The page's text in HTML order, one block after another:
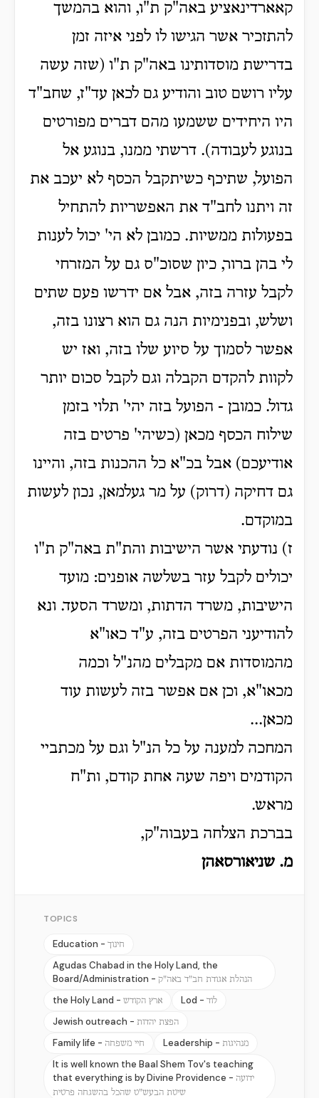
קאארדינאציע באה"ק ת"ו, והוא בהמשך
להתזכיר אשר הגישו לו לפני איזה זמן
בדרישת מוסדותינו באה"ק ת"ו (שזה עשה
עליו רושם טוב והודיע גם לכאן עד"ז, שחב"ד
היו היחידים ששמעו מהם דברים מפורטים
בנוגע לעבודה). דרשתי ממנו, בנוגע אל
הפועל, שתיכף כשיתקבל הכסף לא יעכב את
זה ויתנו לחב"ד את האפשריות להתחיל
בפעולות ממשיות. כמובן לא הי' יכול לענות
לי בהן ברור, כיון שסוכ"ס גם על המזרחי
לקבל עזרה בזה, אבל אם ידרשו פעם שתים
ושלש, ובפנימיות הנה גם הוא רצונו בזה,
אפשר לסמוך על סיוע שלו בזה, ואז יש
לקוות להקדם הקבלה וגם לקבל סכום יותר
גדול. כמובן - הפועל בזה יהי' תלוי בזמן
שילוח הכסף מכאן (כשיהי' פרטים בזה
אודיעכם) אבל בכ"א כל ההכנות בזה, והיינו
גם דחיקה (דרוק) על מר געלמאן, נכון לעשות
במוקדם.
ז) נודעתי אשר הישיבות והת"ת באה"ק ת"ו
יכולים לקבל עזר בשלשה אופנים: מועד
הישיבות, משרד הדתות, ומשרד הסעד. ונא
להודיעני הפרטים בזה, ע"ד כאו"א
מהמוסדות אם מקבלים מהנ"ל וכמה
מכאו"א, וכן אם אפשר בזה לעשות עוד
מכאן...
המחכה למענה על כל הנ"ל וגם על מכתביי
הקודמים ויפה שעה אחת קודם, ות"ח
מראש.
בברכת הצלחה בעבוה"ק,
מ. שניאורסאהן
TOPICS
Education - חינוך
Agudas Chabad in the Holy Land, the
Board/Administration - הנהלת אגודת חב"ד באה"ק
the Holy Land - ארץ הקודש Lod - לוד
Jewish outreach - הפצת יהדות
Family life - חיי משפחה Leadership - מנהיגות
It is well known the Baal Shem Tov's teaching
that everything is by Divine Providence - ידועה
שיטת הבעש"ט שהכל בהשגחה פרטית